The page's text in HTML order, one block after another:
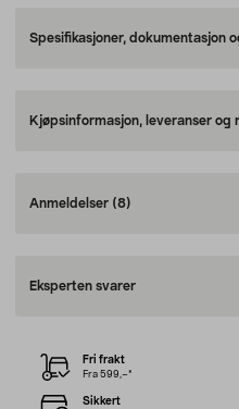
Spesifikasjoner, dokumentasjon
Kjøpsinformasjon, leveranser og
Anmeldelser (8)
Eksperten svarer
Fri frakt
Fra 599,–*
Sikkert